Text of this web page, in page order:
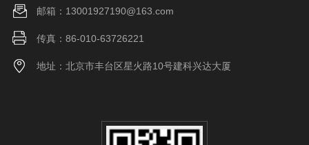
邮箱：13001927190@163.com
传真：86-010-63726221
地址：北京市丰台区星火路10号建科兴达大厦